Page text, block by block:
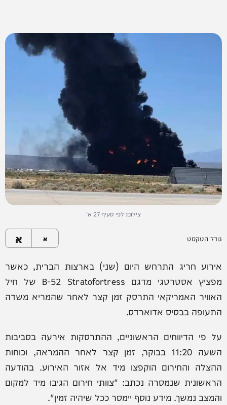
צילום: לפי סעיף 27 א'
גודל הטקסט א א
אירוע חריג התרחש היום (שני) בארצות הברית, כאשר
מפציץ אסטרטגי מדגם B-52 Stratofortress של חיל
האוויר האמריקאי התרסק זמן קצר לאחר שהמריא משדה
התעופה בבסיס אדוארדס.
על פי הדיווחים הראשוניים, ההתרסקות אירעה בסביבות
השעה 11:20 בבוקר, זמן קצר לאחר ההמראה, וכוחות
ההצלה והחירום הוקפצו מיד אל אזור האירוע. בהודעה
הראשונית שנמסרה נכתב: "צוותי חירום הגיבו מיד למקום
והמצב נמשך. מידע נוסף יימסר ככל שיהיה זמין".